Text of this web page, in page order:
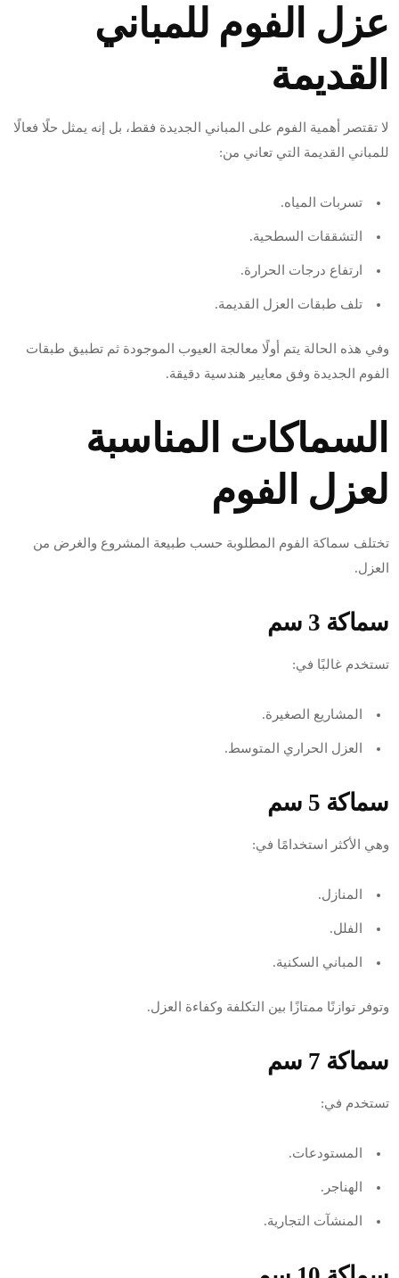
عزل الفوم للمباني
القديمة
لا تقتصر أهمية الفوم على المباني الجديدة فقط، بل إنه يمثل حلًا فعالًا
للمباني القديمة التي تعاني من:
تسربات المياه.
التشققات السطحية.
ارتفاع درجات الحرارة.
تلف طبقات العزل القديمة.
وفي هذه الحالة يتم أولًا معالجة العيوب الموجودة ثم تطبيق طبقات
الفوم الجديدة وفق معايير هندسية دقيقة.
السماكات المناسبة
لعزل الفوم
تختلف سماكة الفوم المطلوبة حسب طبيعة المشروع والغرض من
العزل.
سماكة 3 سم
تستخدم غالبًا في:
المشاريع الصغيرة.
العزل الحراري المتوسط.
سماكة 5 سم
وهي الأكثر استخدامًا في:
المنازل.
الفلل.
المباني السكنية.
وتوفر توازنًا ممتازًا بين التكلفة وكفاءة العزل.
سماكة 7 سم
تستخدم في:
المستودعات.
الهناجر.
المنشآت التجارية.